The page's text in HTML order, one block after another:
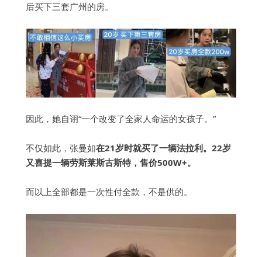
后买下三套广州的房。
因此，她自诩“一个改变了全家人命运的女孩子。”
不仅如此，张曼如在21岁时就买了一辆法拉利。22岁
又喜提一辆劳斯莱斯古斯特，售价500W+。
而以上全部都是一次性付全款，不是供的。